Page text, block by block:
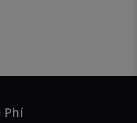
Phí